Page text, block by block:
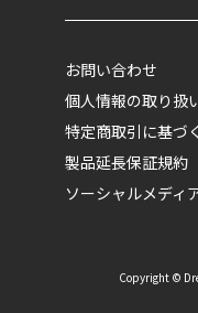
お問い合わせ
個人情報の取り扱
特定商取引に基づ
製品延長保証規約
ソーシャルメディ
Copyright ©